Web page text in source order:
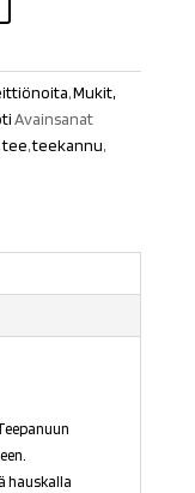
,Mukit,
Avainsanat
tee,teekannu,
hauskalla